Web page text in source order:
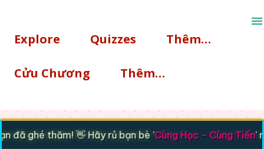
Explore Quizzes Thêm…
Cửu Chương Thêm…
đã ghé thăm! 👋 Hãy rủ bạn bè 'Cùng Học - Cùng Tiến'